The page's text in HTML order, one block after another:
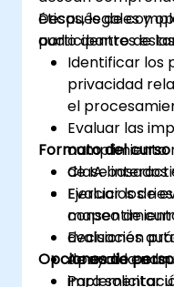
éticas, legales y
audio dentro de
Después de
participantes
Identificar los
privacidad
el
Evaluar las
cumplimiento
de IA basados
Evaluar los
decisiones
Apoyar la
Formato del curso
Clase
Ejercicios de
mapeo de
Evaluación
de audio en
Opciones de
Para solicitar